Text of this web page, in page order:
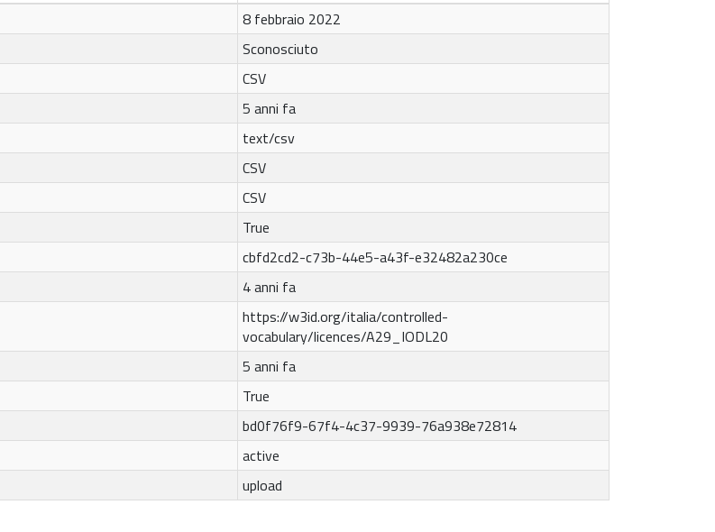
8 febbraio 2022
Sconosciuto
CSV
5 anni fa
text/csv
CSV
CSV
True
cbfd2cd2-c73b-44e5-a43f-e32482a230ce
4 anni fa
https://w3id.org/italia/controlled-
vocabulary/licences/A29_IODL20
5 anni fa
True
bd0f76f9-67f4-4c37-9939-76a938e72814
active
upload